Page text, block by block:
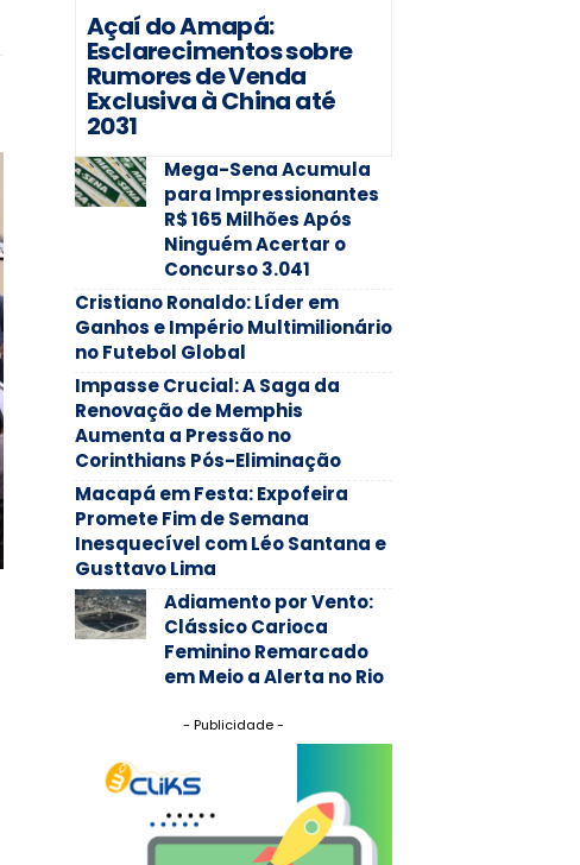
Açaí do Amapá:
Esclarecimentos sobre
Rumores de Venda
Exclusiva à China até
2031
Mega-Sena Acumula
para Impressionantes
R$ 165 Milhões Após
Ninguém Acertar o
Concurso 3.041
Cristiano Ronaldo: Líder em
Ganhos e Império Multimilionário
no Futebol Global
Impasse Crucial: A Saga da
Renovação de Memphis
Aumenta a Pressão no
Corinthians Pós-Eliminação
Macapá em Festa: Expofeira
Promete Fim de Semana
Inesquecível com Léo Santana e
Gusttavo Lima
Adiamento por Vento:
Clássico Carioca
Feminino Remarcado
em Meio a Alerta no Rio
- Publicidade -